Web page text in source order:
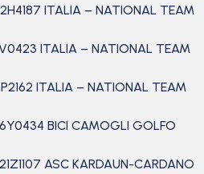
ITALIA – NATIONAL TEAM
ITALIA – NATIONAL TEAM
ITALIA – NATIONAL TEAM
BICI CAMOGLI GOLFO
ASC KARDAUN-CARDANO